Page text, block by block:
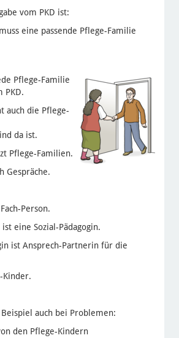
vom PKD ist:
eine passende Pflege-Familie
Pflege-Familie
PKD.
auch die Pflege-
da ist.
Pflege-Familien.
Gespräche.
Person.
eine Sozial-Pädagogin.
ist Ansprech-Partnerin für die
Kinder.
auch bei Problemen:
den Pflege-Kindern